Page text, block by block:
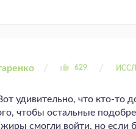
629
удивительно, что кто-то
чтобы остальные
смогли войти, но если